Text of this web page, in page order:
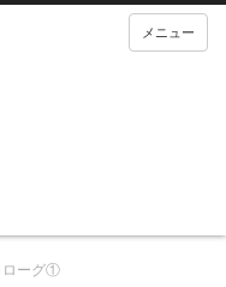
メニュー
ローグ①